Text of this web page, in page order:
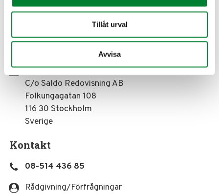
Tillåt urval
Avvisa
David Adriansväg 1
194 91 Upplands Väsby
JE Eriksson Mark & Anläggningsteknik AB
C/o Saldo Redovisning AB
Folkungagatan 108
116 30 Stockholm
Sverige
Kontakt
08-514 436 85
Rådgivning/Förfrågningar